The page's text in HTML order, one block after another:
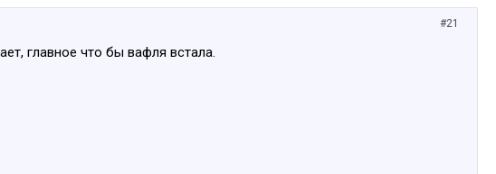
#21
главное что бы вафля встала.